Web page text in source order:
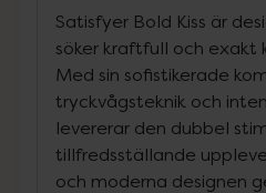
Satisfyer Bold Kiss är
söker kraftfull och exakt
Med sin sofistikerade
tryckvågsteknik och
levererar den dubbel
tillfredsställande
och moderna designen